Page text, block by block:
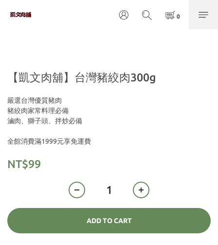
【凱文肉舖】台灣豬絞肉300g
嚴選台灣優質豬肉
豬絞肉家常料理必備
滷肉、獅子頭、拌炒必備
全館消費滿1999元享免運費
NT$99
ADD TO CART